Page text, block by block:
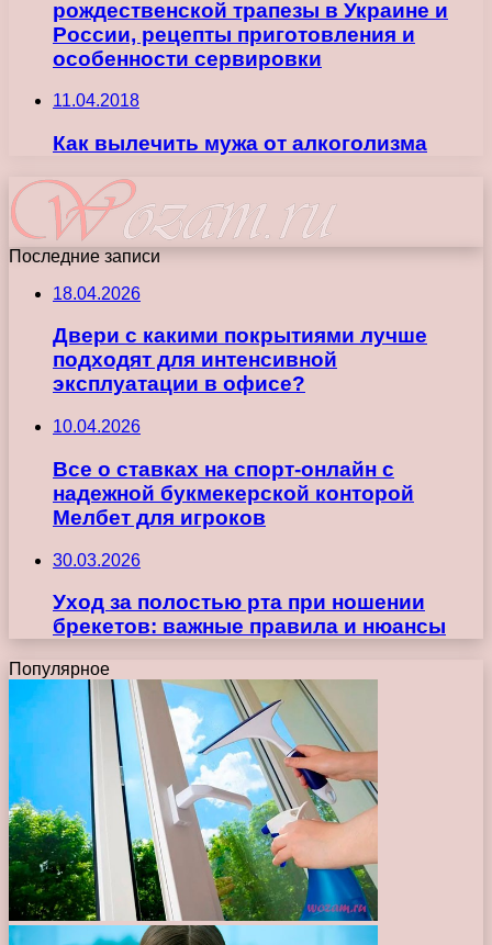
рождественской трапезы в Украине и
России, рецепты приготовления и
особенности сервировки
11.04.2018
Как вылечить мужа от алкоголизма
Последние записи
18.04.2026
Двери с какими покрытиями лучше
подходят для интенсивной
эксплуатации в офисе?
10.04.2026
Все о ставках на спорт-онлайн с
надежной букмекерской конторой
Мелбет для игроков
30.03.2026
Уход за полостью рта при ношении
брекетов: важные правила и нюансы
Популярное